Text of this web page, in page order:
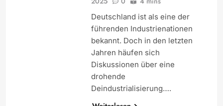
Deutschland ist als eine der
führenden Industrienationen
bekannt. Doch in den letzten
Jahren häufen sich
Diskussionen über eine
drohende
Deindustrialisierung….